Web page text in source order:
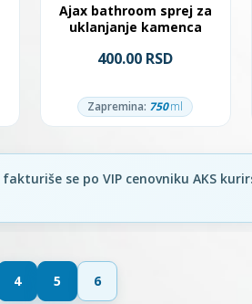
Ajax bathroom sprej za
uklanjanje kamenca
400.00 RSD
Zapremina: 750ml
4 5 6